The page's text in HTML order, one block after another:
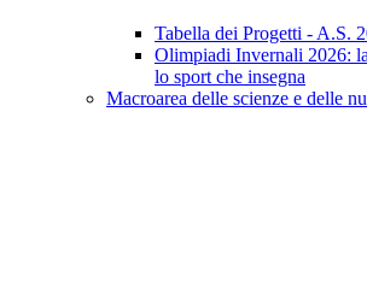
Tabella dei Progetti - A.S.
Olimpiadi Invernali 2026:
lo sport che insegna
Macroarea delle scienze e delle